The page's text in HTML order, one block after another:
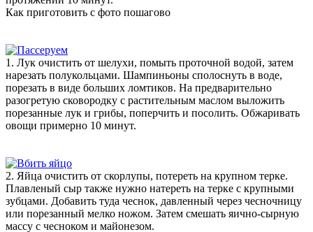
Как приготовить с фото пошагово
1. Лук очистить от шелухи, помыть проточной водой, затем
нарезать полукольцами. Шампиньоны сполоснуть в воде,
порезать в виде больших ломтиков. На предварительно
разогретую сковородку с растительным маслом выложить
порезанные лук и грибы, поперчить и посолить. Обжаривать
овощи примерно 10 минут.
2. Яйца очистить от скорлупы, потереть на крупном терке.
Плавленый сыр также нужно натереть на терке с крупными
зубцами. Добавить туда чеснок, давленный через чесночницу
или порезанный мелко ножом. Затем смешать яично-сырную
массу с чесноком и майонезом.